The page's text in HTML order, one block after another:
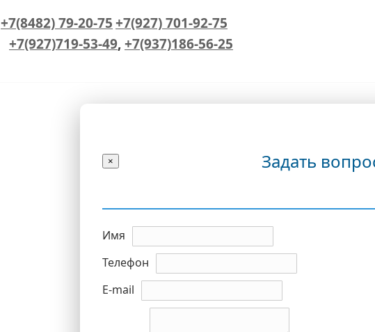
+7(8482) 79-20-75+7(927) 701-92-75
+7(927)719-53-49,+7(937)186-56-25
× Задать
Имя
Телефон
E-mail